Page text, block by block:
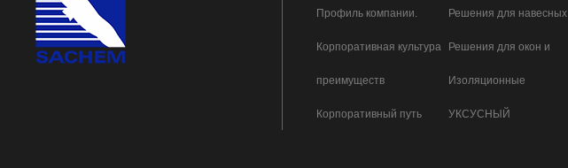
Профиль компании.
Корпоративная культура
преимуществ
Корпоративный путь
Решения для навесных
стен
Решения для окон и
дверей
Изоляционные
стеклянные растворы
УКСУСНЫЙ